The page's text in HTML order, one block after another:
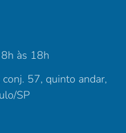
às 18h
57, quinto andar,
SP